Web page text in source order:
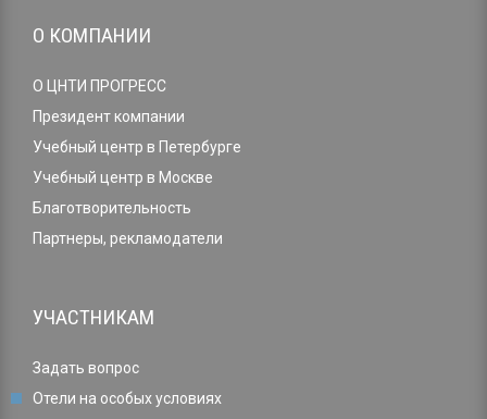
О КОМПАНИИ
О ЦНТИ ПРОГРЕСС
Президент компании
Учебный центр в Петербурге
Учебный центр в Москве
Благотворительность
Партнеры, рекламодатели
УЧАСТНИКАМ
Задать вопрос
Отели на особых условиях